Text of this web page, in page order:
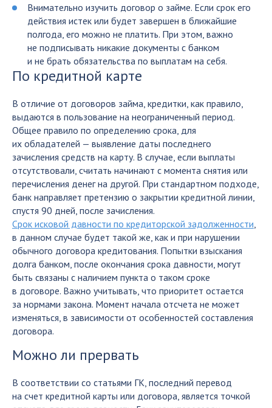
Внимательно изучить договор о займе. Если срок его
действия истек или будет завершен в ближайшие
полгода, его можно не платить. При этом, важно
не подписывать никакие документы с банком
и не брать обязательства по выплатам на себя.
По кредитной карте
В отличие от договоров займа, кредитки, как правило,
выдаются в пользование на неограниченный период.
Общее правило по определению срока, для
их обладателей — выявление даты последнего
зачисления средств на карту. В случае, если выплаты
отсутствовали, считать начинают с момента снятия или
перечисления денег на другой. При стандартном подходе,
банк направляет претензию о закрытии кредитной линии,
спустя 90 дней, после зачисления.
Срок исковой давности по кредиторской задолженности
в данном случае будет такой же, как и при нарушении
обычного договора кредитования. Попытки взыскания
долга банком, после окончания срока давности, могут
быть связаны с наличием пункта о таком сроке
в договоре. Важно учитывать, что приоритет остается
за нормами закона. Момент начала отсчета не может
изменяться, в зависимости от особенностей составления
договора.
Можно ли прервать
В соответствии со статьями ГК, последний перевод
на счет кредитной карты или договора, является точкой